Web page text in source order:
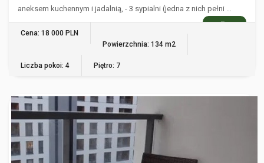
aneksem kuchennym i jadalnią, - 3 sypialni (jedna z nich pełni …
WIĘCEJ
Cena: 18 000 PLN
Powierzchnia: 134 m2
Liczba pokoi: 4 Piętro: 7
WARSZAWA